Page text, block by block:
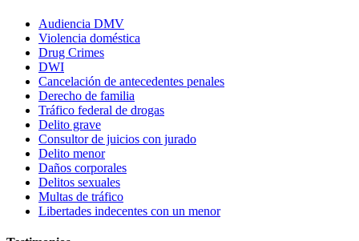
Audiencia DMV
Violencia doméstica
Drug Crimes
DWI
Cancelación de antecedentes penales
Derecho de familia
Tráfico federal de drogas
Delito grave
Consultor de juicios con jurado
Delito menor
Daños corporales
Delitos sexuales
Multas de tráfico
Libertades indecentes con un menor